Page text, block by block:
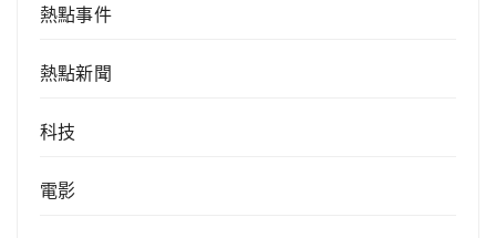
熱點事件
熱點新聞
科技
電影